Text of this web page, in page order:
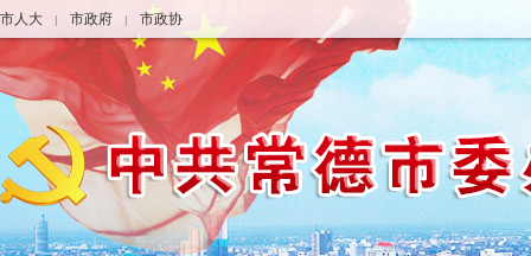
市人大 | 市政府 | 市政协